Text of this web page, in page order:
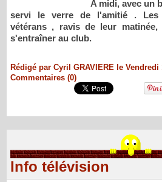
A midi, avec un bon
servi le verre de l'amitié . Les
vétérans , ravis de leur
s'entraîner au club.
Rédigé par Cyril GRAVIERE le Vendredi
Commentaires (0)
Info télévision